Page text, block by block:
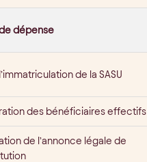
dépense
de la SASU
des bénéficiaires effectifs
de l’annonce légale de